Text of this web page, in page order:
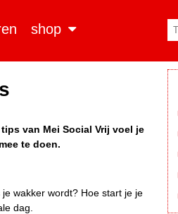
shop
van Mei Social Vrij voel je
te doen.
wakker wordt? Hoe start je je
dag.